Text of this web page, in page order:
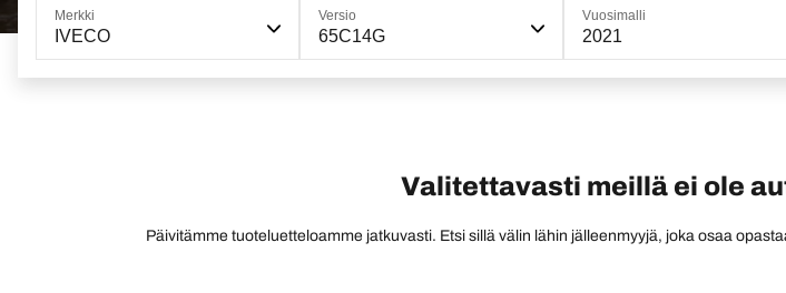
Merkki
IVECO
Versio
65C14G
Vuosimalli
2021
Valitettavasti meillä ei ole
Päivitämme tuoteluetteloamme jatkuvasti. Etsi sillä välin lähin jälleenmyyjä, joka osaa